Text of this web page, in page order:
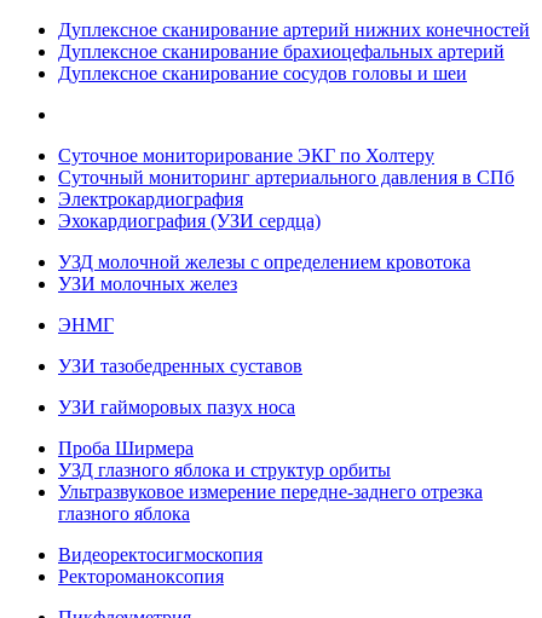
Дуплексное сканирование артерий нижних конечностей
Дуплексное сканирование брахиоцефальных артерий
Дуплексное сканирование сосудов головы и шеи
Суточное мониторирование ЭКГ по Холтеру
Суточный мониторинг артериального давления в СПб
Электрокардиография
Эхокардиография (УЗИ сердца)
УЗД молочной железы с определением кровотока
УЗИ молочных желез
ЭНМГ
УЗИ тазобедренных суставов
УЗИ гайморовых пазух носа
Проба Ширмера
УЗД глазного яблока и структур орбиты
Ультразвуковое измерение передне-заднего отрезка
глазного яблока
Видеоректосигмоскопия
Ректороманоксопия